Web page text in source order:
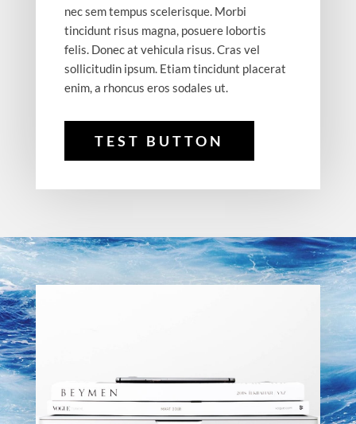
nec sem tempus scelerisque. Morbi
tincidunt risus magna, posuere lobortis
felis. Donec at vehicula risus. Cras vel
sollicitudin ipsum. Etiam tincidunt placerat
enim, a rhoncus eros sodales ut.
TEST BUTTON